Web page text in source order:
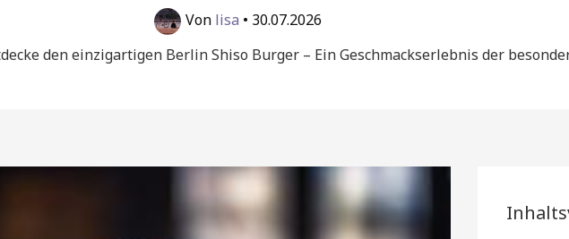
Von lisa • 30.07.2026
den einzigartigen Berlin Shiso Burger – Ein Geschmackserlebnis der